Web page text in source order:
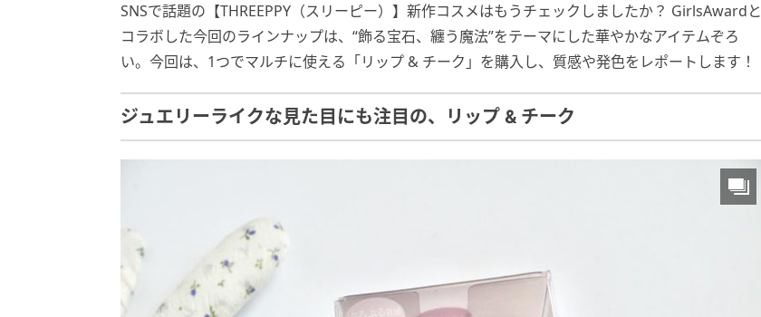
SNSで話題の【THREEPPY（スリーピー）】新作コスメはもうチェックしましたか？ GirlsAwardと
コラボした今回のラインナップは、“飾る宝石、纏う魔法”をテーマにした華やかなアイテムぞろ
い。今回は、1つでマルチに使える「リップ & チーク」を購入し、質感や発色をレポートします！
ジュエリーライクな見た目にも注目の、リップ & チーク